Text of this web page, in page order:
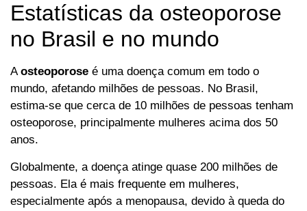
Estatísticas da osteoporose
no Brasil e no mundo
Aosteoporose é uma doença comum em todo o
mundo, afetando milhões de pessoas. No Brasil,
estima-se que cerca de 10 milhões de pessoas tenham
osteoporose, principalmente mulheres acima dos 50
anos.
Globalmente, a doença atinge quase 200 milhões de
pessoas. Ela é mais frequente em mulheres,
especialmente após a menopausa, devido à queda do